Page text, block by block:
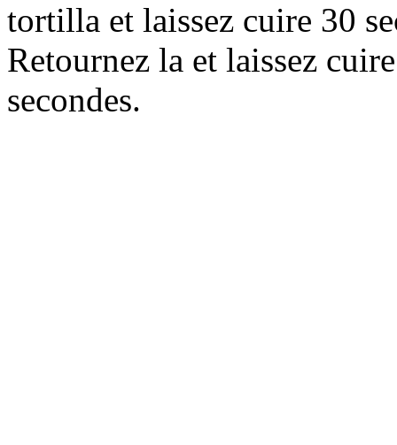
tortilla et laissez cuire 30
Retournez la et laissez
secondes.